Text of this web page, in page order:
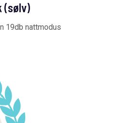
(sølv)
19db nattmodus